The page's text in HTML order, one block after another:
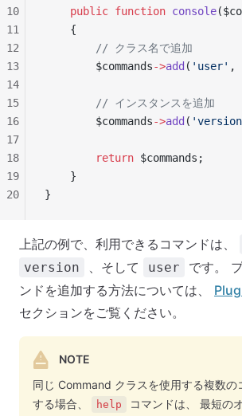
    public
function console
    {
        // クラス名で追加
        $commands
->add ( 'user' ,
        // インスタンスを追加
        $commands
->add (
        return
$commands;
    }
}
10
11
12
13
14
15
16
17
18
19
20
上記の例で、利用できるコマンドは、
version 、そして user
です。
ンドを追加する方法については、
セクションをご覧ください。
NOTE
同じ Command クラスを使用する複数の
する場合、
help
コマンドは、 最短の